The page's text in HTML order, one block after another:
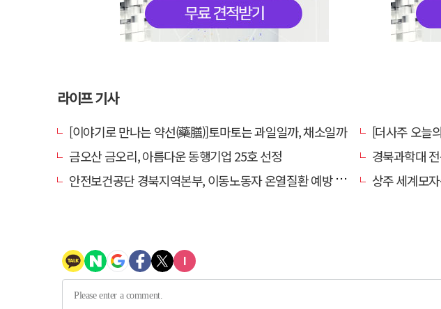
라이프 기사
[이야기로 만나는 약선(藥膳)]토마토는 과일일까, 채소일까
[더사주 오늘
금오산 금오리, 아름다운 동행기업 25호 선정
경북과학대 전
안전보건공단 경북지역본부, 이동노동자 온열질환 예방 캠페인
상주 세계모자